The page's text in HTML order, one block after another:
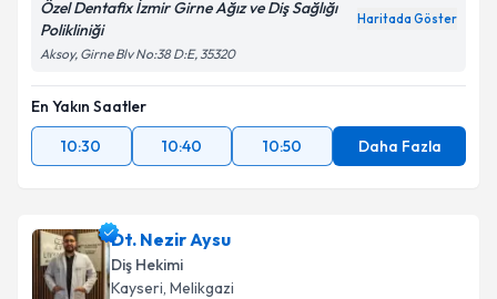
Özel Dentafix İzmir Girne Ağız ve Diş Sağlığı
Polikliniği
Haritada Göster
Aksoy, Girne Blv No:38 D:E, 35320
En Yakın Saatler
10:30
10:40 10:50 Daha Fazla
Dt. Nezir Aysu
Diş Hekimi
Kayseri, Melikgazi